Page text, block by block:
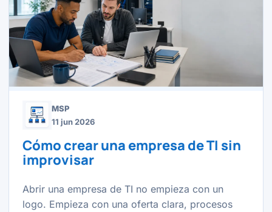
MSP
11 jun 2026
Cómo crear una empresa de TI sin
improvisar
Abrir una empresa de TI no empieza con un
logo. Empieza con una oferta clara, procesos